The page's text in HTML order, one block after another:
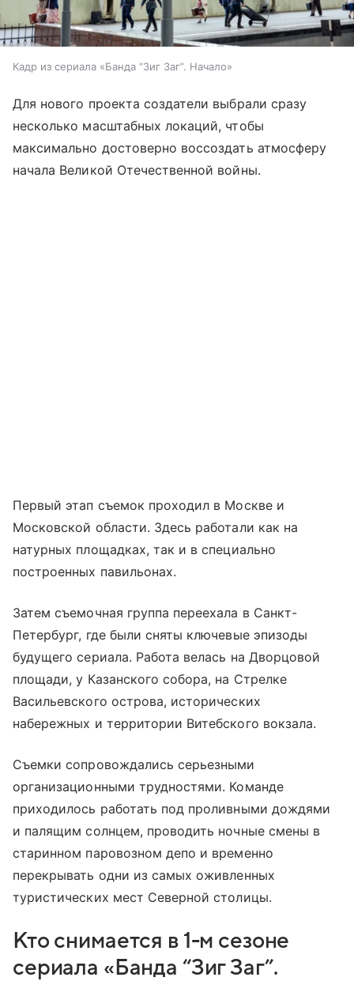
Кадр из сериала «Банда “Зиг Заг”. Начало»
Для нового проекта создатели выбрали сразу
несколько масштабных локаций, чтобы
максимально достоверно воссоздать атмосферу
начала Великой Отечественной войны.
Первый этап съемок проходил в Москве и
Московской области. Здесь работали как на
натурных площадках, так и в специально
построенных павильонах.
Затем съемочная группа переехала в Санкт-
Петербург, где были сняты ключевые эпизоды
будущего сериала. Работа велась на Дворцовой
площади, у Казанского собора, на Стрелке
Васильевского острова, исторических
набережных и территории Витебского вокзала.
Съемки сопровождались серьезными
организационными трудностями. Команде
приходилось работать под проливными дождями
и палящим солнцем, проводить ночные смены в
старинном паровозном депо и временно
перекрывать одни из самых оживленных
туристических мест Северной столицы.
Кто снимается в 1-м сезоне
сериала «Банда “Зиг Заг”.